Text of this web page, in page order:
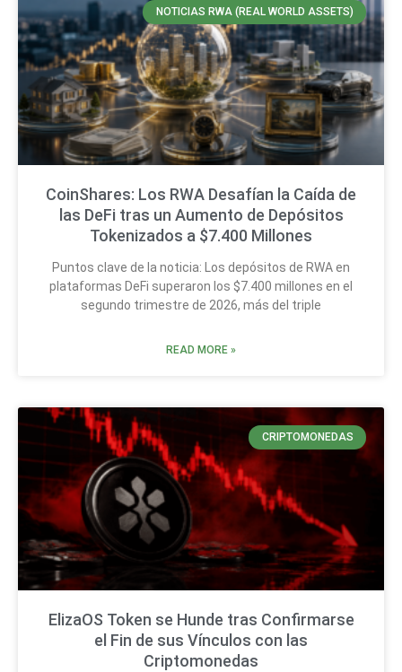
NOTICIAS RWA (REAL WORLD ASSETS)
CoinShares: Los RWA Desafían la Caída de
las DeFi tras un Aumento de Depósitos
Tokenizados a $7.400 Millones
Puntos clave de la noticia: Los depósitos de RWA en
plataformas DeFi superaron los $7.400 millones en el
segundo trimestre de 2026, más del triple
READ MORE »
CRIPTOMONEDAS
ElizaOS Token se Hunde tras Confirmarse
el Fin de sus Vínculos con las
Criptomonedas